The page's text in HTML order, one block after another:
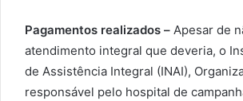
Pagamentos realizados – Apesar de
atendimento integral que deveria, o
de Assistência Integral (INAI),
responsável pelo hospital de